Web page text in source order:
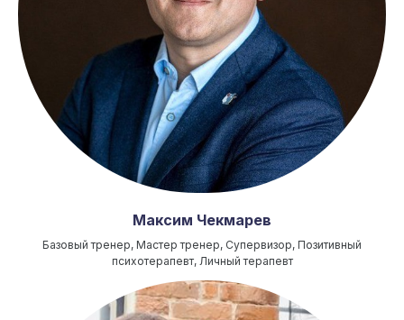
Максим Чекмарев
Базовый тренер, Мастер тренер, Супервизор, Позитивный
психотерапевт, Личный терапевт